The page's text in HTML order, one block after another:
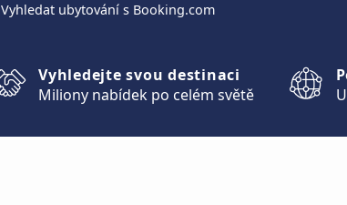
Vyhledat ubytování s Booking.com
Vyhledejte svou destinaci
Miliony nabídek po celém světě